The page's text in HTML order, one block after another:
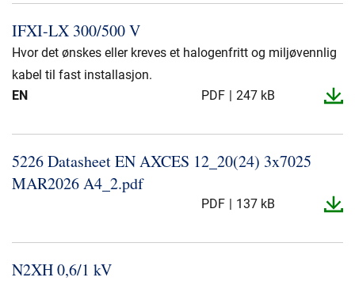
IFXI-​LX 300/500 V
Hvor det ønskes eller kreves et halogenfritt og miljøvennlig
kabel til fast installasjon.
EN
PDF 247 kB
5226 Datasheet EN AXCES 12_​20(24) 3x7025
MAR2026 A4_​2.​pdf
PDF 137 kB
N2XH 0,6/1 kV